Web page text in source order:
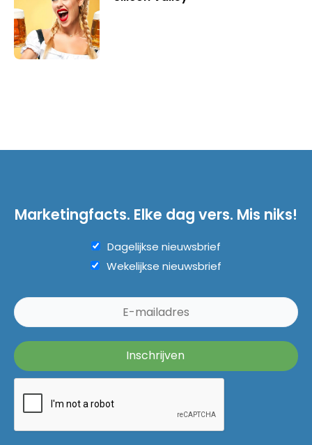
Marketingfacts. Elke dag vers. Mis niks!
Dagelijkse nieuwsbrief
Wekelijkse nieuwsbrief